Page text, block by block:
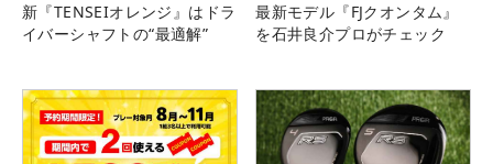
新『TENSEIオレンジ』はドラ
イバーシャフトの“最適解”
最新モデル『FJクオンタム』
を石井良介プロがチェック